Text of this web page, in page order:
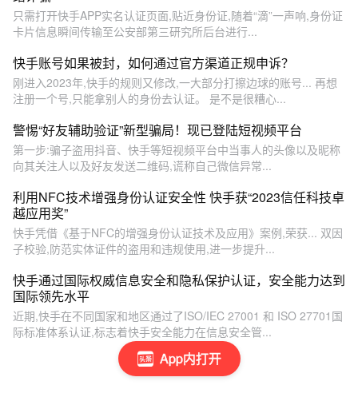
App内打开
只需打开快手APP实名认证页面,贴近身份证,随着“滴”一声响,身份证
卡片信息瞬间传输至公安部第三研究所后台进行...
快手账号如果被封，如何通过官方渠道正规申诉？
刚进入2023年,快手的规则又修改,一大部分打擦边球的账号... 再想
注册一个号,只能拿别人的身份去认证。 是不是很糟心...
警惕“好友辅助验证”新型骗局！现已登陆短视频平台
第一步:骗子盗用抖音、快手等短视频平台中当事人的头像以及昵称
向其关注人以及好友发送二维码,谎称自己微信异常...
利用NFC技术增强身份认证安全性 快手获“2023信任科技卓
越应用奖”
快手凭借《基于NFC的增强身份认证技术及应用》案例,荣获... 双因
子校验,防范实体证件的盗用和违规使用,进一步提升...
快手通过国际权威信息安全和隐私保护认证，安全能力达到
国际领先水平
近期,快手在不同国家和地区通过了ISO/IEC 27001 和 ISO 27701国
际标准体系认证,标志着快手安全能力在信息安全管...